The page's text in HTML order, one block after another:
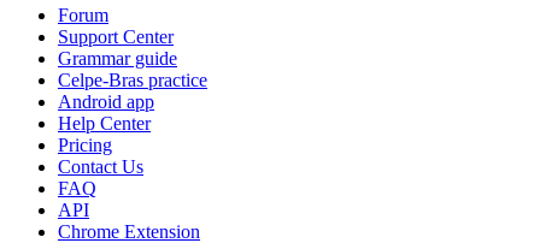
Forum
Support Center
Grammar guide
Celpe-Bras practice
Android app
Help Center
Pricing
Contact Us
FAQ
API
Chrome Extension